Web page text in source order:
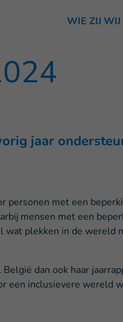
WIE ZIJ WIJ
jaar
personen met een
mensen met een
wat plekken in de
dan ook haar
een inclusievere wereld